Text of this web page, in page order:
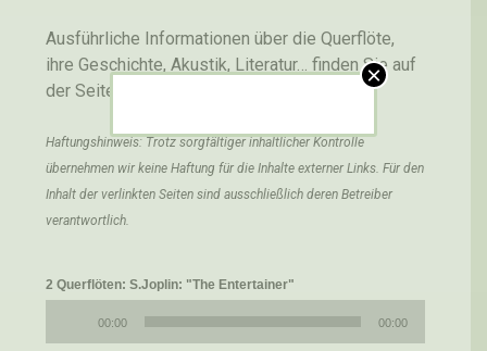
Ausführliche Informationen über die Querflöte,
ihre Geschichte, Akustik, Literatur… finden Sie auf
der Seite
Haftungshinweis: Trotz sorgfältiger inhaltlicher Kontrolle
übernehmen wir keine Haftung für die Inhalte externer Links. Für den
Inhalt der verlinkten Seiten sind ausschließlich deren Betreiber
verantwortlich.
2 Querflöten: S.Joplin: "The Entertainer"
00:00 00:00
×